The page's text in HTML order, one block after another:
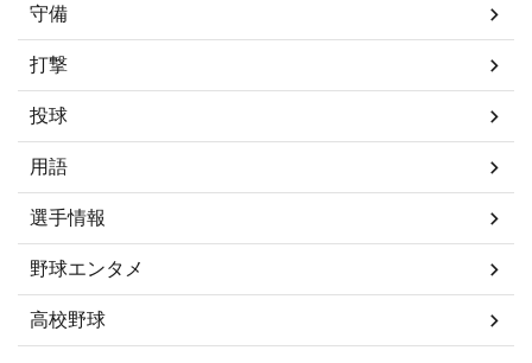
守備
打撃
投球
用語
選手情報
野球エンタメ
高校野球